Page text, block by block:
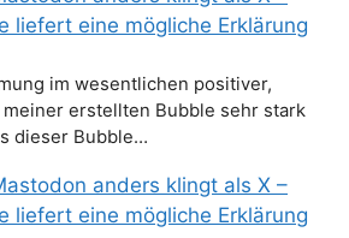
liefert eine mögliche Erklärung
im wesentlichen positiver,
erstellten Bubble sehr stark
dieser Bubble…
anders klingt als X –
liefert eine mögliche Erklärung